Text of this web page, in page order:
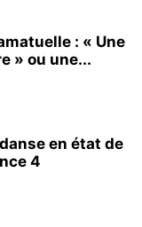
: « Une
» ou une...
en état de
4